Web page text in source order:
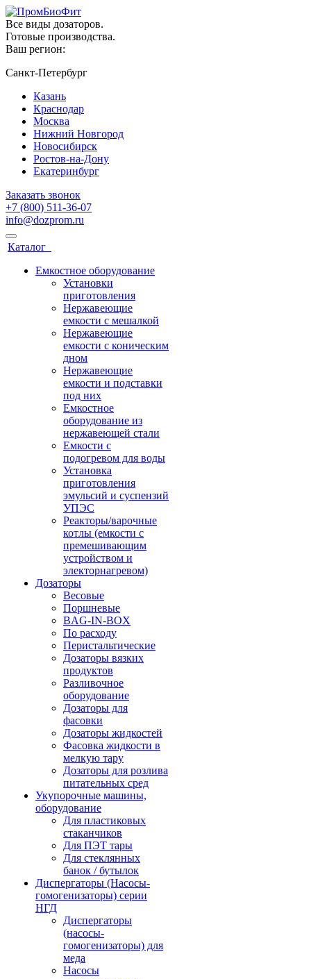
Все виды дозаторов.
Готовые производства.
Ваш регион:
Санкт-Петербург
Казань
Краснодар
Москва
Нижний Новгород
Новосибирск
Ростов-на-Дону
Екатеринбург
Заказать звонок
+7 (800) 511-36-07
info@dozprom.ru
Каталог
Емкостное оборудование
Установки
приготовления
Нержавеющие
емкости с мешалкой
Нержавеющие
емкости с коническим
дном
Нержавеющие
емкости и подставки
под них
Емкостное
оборудование из
нержавеющей стали
Емкости с
подогревом для воды
Установка
приготовления
эмульсий и суспензий
УПЭС
Реакторы/варочные
котлы (емкости с
премешивающим
устройством и
электорнагревом)
Дозаторы
Весовые
Поршневые
BAG-IN-BOX
По расходу
Перистальтические
Дозаторы вязких
продуктов
Разливочное
оборудование
Дозаторы для
фасовки
Дозаторы жидкостей
Фасовка жидкости в
мелкую тару
Дозаторы для розлива
питательных сред
Укупорочные машины,
оборудование
Для пластиковых
стаканчиков
Для ПЭТ тары
Для стеклянных
банок / бутылок
Диспергаторы (Насосы-
гомогенизаторы) серии
НГД
Диспергаторы
(насосы-
гомогенизаторы) для
меда
Насосы